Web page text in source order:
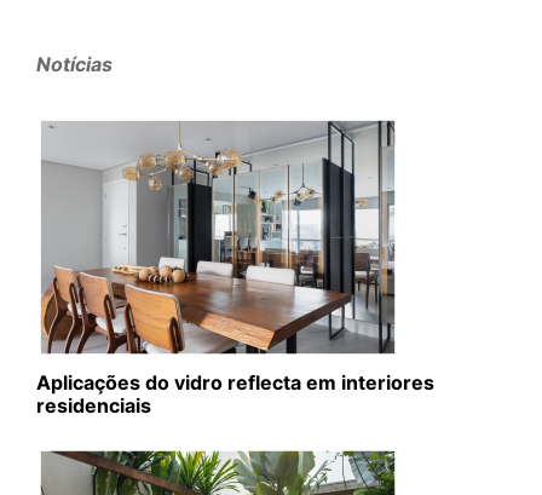
Notícias
Aplicações do vidro reflecta em interiores
residenciais